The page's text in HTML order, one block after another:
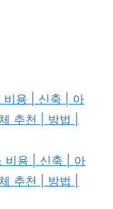
비용 | 신축 | 아
추천 | 방법 |
비용 | 신축 | 아
추천 | 방법 |